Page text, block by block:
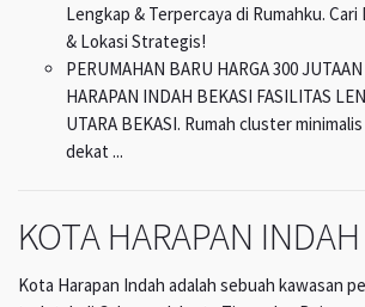
Lengkap & Terpercaya di Rumahku. Cari
& Lokasi Strategis!
PERUMAHAN BARU HARGA 300
HARAPAN INDAH BEKASI FASILITAS
UTARA BEKASI. Rumah cluster
dekat ...
KOTA HARAPAN
Kota Harapan Indah adalah sebuah kawasan